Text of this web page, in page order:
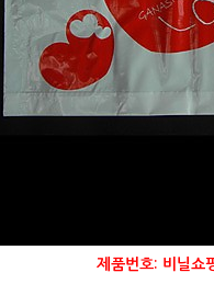
제품번호: 비닐쇼